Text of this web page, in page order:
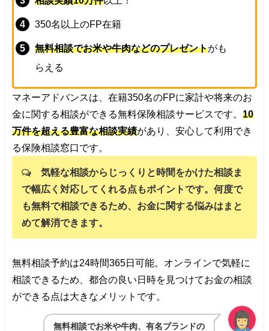
350名以上のFP在籍
無料相談でお米や牛肉などのプレゼントがも
らえる
マネーアドバンスは、在籍350名のFPに家計や将来のお
金に関する相談ができる無料保険相談サービスです。 10
万件を超える豊富な相談実績があり、安心して利用でき
る保険相談窓口です。
気軽な相談からじっくりと時間をかけた相談ま
で幅広く対応してくれる点もポイントです。何度で
も無料で相談できるため、お金に関する悩みはまと
めて解消できます。
無料相談予約は24時間365日可能。オンラインで気軽に
相談できるため、都合の良い日時を見つけてお金の相談
ができる点は大きなメリットです。
無料相談でお米や牛肉、有名ブランドの